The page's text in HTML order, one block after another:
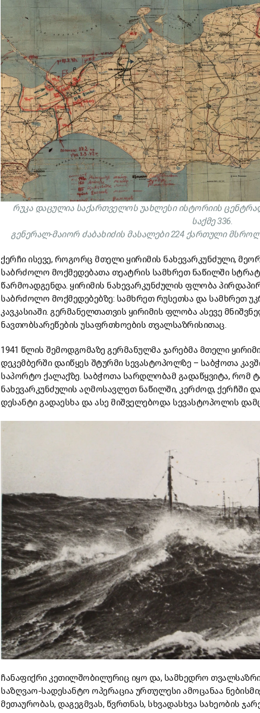
რუკა დაცულია საქართველოს უახლესი ისტორიის
საქმე 336.
გენერალ-მაიორ ძაბახიძის მასალები 224 ქართული
ქერჩი ისევე, როგორც მთელი ყირიმის ნახევარკუნძული,
საბრძოლო მოქმედებათა თეატრის სამხრეთ ნაწილში
წარმოადგენდა. ყირიმის ნახევარკუნძულის ფლობა
საბრძოლო მოქმედებებზე: სამხრეთ რუსეთსა და სამხრეთ
კავკასიაში. გერმანელთათვის ყირიმის ფლობა ასევე
ნავთობსარეწების უსაფრთხოების თვალსაზრისითაც.
1941 წლის შემოდგომაზე გერმანულმა ჯარებმა მთელი
დეკემბერში დაიწყეს შტურმი სევასტოპოლზე – საბჭოთა
საპორტო ქალაქზე. საბჭოთა სარდლობამ გადაწყვიტა, რომ
ნახევარკუნძულის აღმოსავლეთ ნაწილში, კერძოდ, ქერჩში
დესანტი გადაესხა და ასე მიშველებოდა სევასტოპოლის
ჩანაფიქრი კეთილშობილურიც იყო და, სამხედრო
საზღვაო-სადესანტო ოპერაცია ურთულესი ამოცანაა
მეთაურობას, დაგეგმვას, წვრთნას, სხვადასხვა სახეობის